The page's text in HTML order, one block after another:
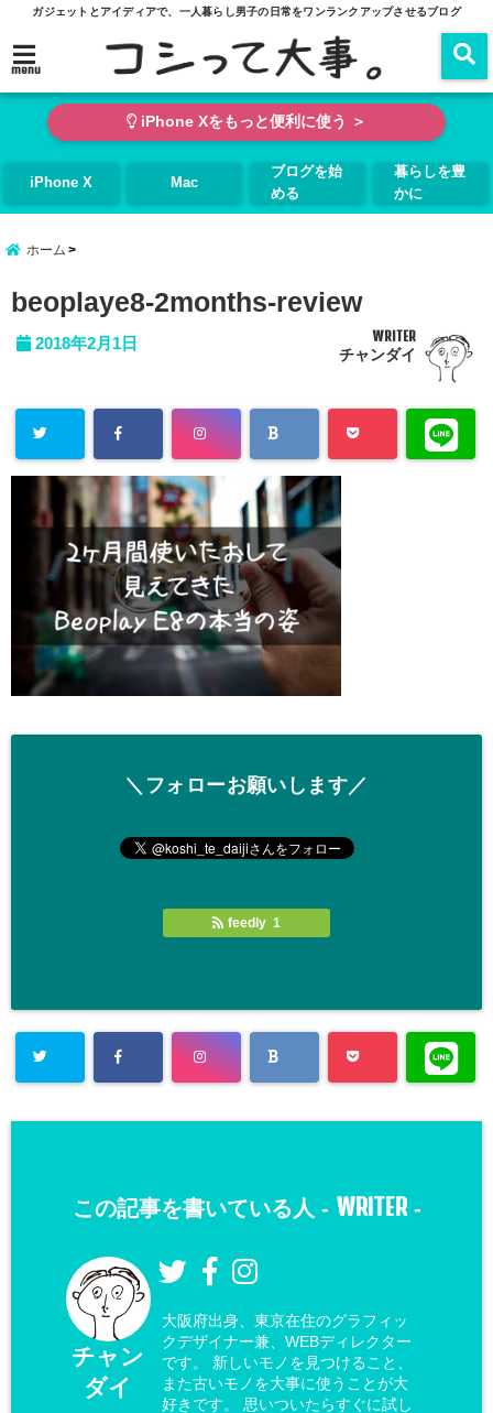
ガジェットとアイディアで、一人暮らし男子の日常をワンランクアップさせるブログ
menu
iPhone Xをもっと便利に使う ＞
iPhone X Mac
ブログを始
める
暮らしを豊
かに
ホーム
beoplaye8-2months-review
2018年2月1日 WRITER
チャンダイ
＼フォローお願いします／
feedly 1
この記事を書いている人 - WRITER-
チャン
ダイ
大阪府出身、東京在住のグラフィッ
クデザイナー兼、WEBディレクター
です。 新しいモノを見つけること、
また古いモノを大事に使うことが大
好きです。 思いついたらすぐに試し